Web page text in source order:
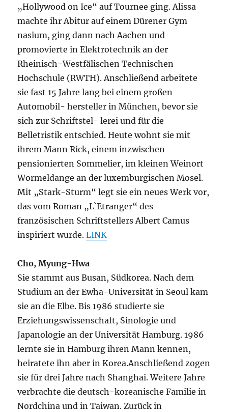
„Hollywood on Ice“ auf Tournee ging. Alissa
machte ihr Abitur auf einem Dürener Gym
nasium, ging dann nach Aachen und
promovierte in Elektrotechnik an der
Rheinisch-Westfälischen Technischen
Hochschule (RWTH). Anschließend arbeitete
sie fast 15 Jahre lang bei einem großen
Automobil- hersteller in München, bevor sie
sich zur Schriftstel- lerei und für die
Belletristik entschied. Heute wohnt sie mit
ihrem Mann Rick, einem inzwischen
pensionierten Sommelier, im kleinen Weinort
Wormeldange an der luxemburgischen Mosel.
Mit „Stark-Sturm“ legt sie ein neues Werk vor,
das vom Roman „L`Etranger“ des
französischen Schriftstellers Albert Camus
inspiriert wurde.LINK
Cho, Myung-Hwa
Sie stammt aus Busan, Südkorea. Nach dem
Studium an der Ewha-Universität in Seoul kam
sie an die Elbe. Bis 1986 studierte sie
Erziehungswissenschaft, Sinologie und
Japanologie an der Universität Hamburg. 1986
lernte sie in Hamburg ihren Mann kennen,
heiratete ihn aber in Korea.Anschließend zogen
sie für drei Jahre nach Shanghai. Weitere Jahre
verbrachte die deutsch-koreanische Familie in
Nordchina und in Taiwan. Zurück in